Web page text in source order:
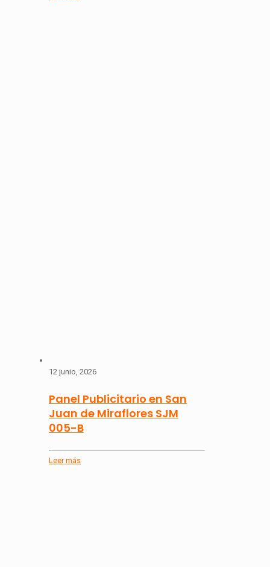
12 junio, 2026
Panel Publicitario en San
Juan de Miraflores SJM
005-B
Leer más